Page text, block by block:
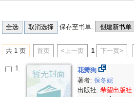
保存至书单:
共 1 页 首页 <上一页 1 下一页>
1.
花瓣狗
著者:保冬妮
出版社:希望出版社